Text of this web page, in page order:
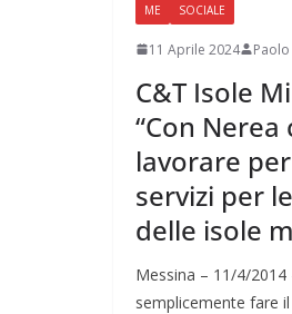
ME SOCIALE
11 Aprile 2024
C&T Isole
“Con
lavorare
servizi per
delle isole
Messina – 11/4/2014
semplicemente fare